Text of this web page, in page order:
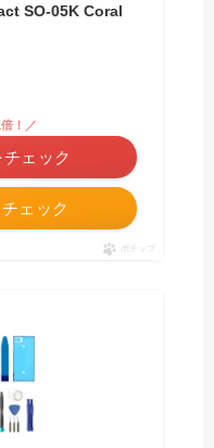
SO-05K Coral
ェック
！／
ェック
ポチップ